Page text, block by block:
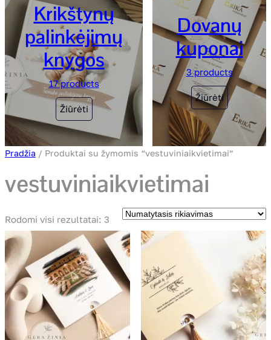
Krikštynų
palinkėjimų
knygos
17 products
Žiūrėti
Dovanų
kuponai
3 products
Žiūrėti
Pradžia / Produktai su žymomis “vestuviniaikvietimai”
vestuviniaikvietimai
Rodomi visi rezultatai: 3